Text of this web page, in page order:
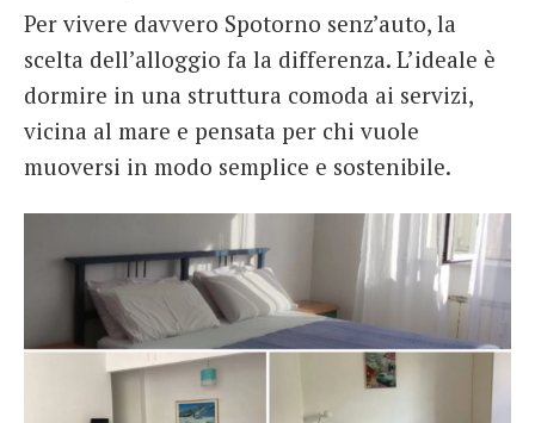
Per vivere davvero Spotorno senz’auto, la
scelta dell’alloggio fa la differenza. L’ideale è
dormire in una struttura comoda ai servizi,
vicina al mare e pensata per chi vuole
muoversi in modo semplice e sostenibile.